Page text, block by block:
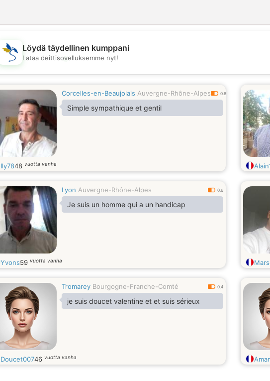
💕
Löydä täydellinen kumppani
Lataa deittisovelluksemme nyt!
Corcelles-en-Beaujolais Auvergne-Rhône-Alpes 0.6
Simple sympathique et gentil
Ily7848 vuotta vanha
Lyon Auvergne-Rhône-Alpes 0.6
Je suis un homme qui a un handicap
Yvons59 vuotta vanha
Tromarey Bourgogne-Franche-Comté 0.4
je suis doucet valentine et et suis sérieux
Doucet00746 vuotta vanha